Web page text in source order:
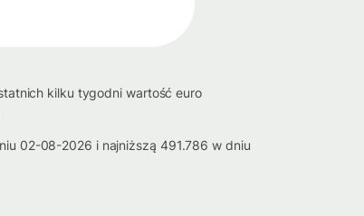
kilku tygodni wartość euro
02-08-2026 i najniższą 491.786 w dniu